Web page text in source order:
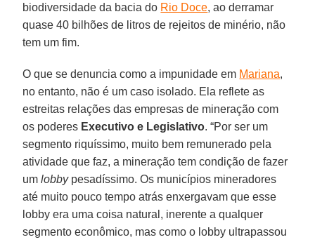
biodiversidade da bacia do Rio Doce, ao derramar
quase 40 bilhões de litros de rejeitos de minério, não
tem um fim.
O que se denuncia como a impunidade em Mariana,
no entanto, não é um caso isolado. Ela reflete as
estreitas relações das empresas de mineração com
os poderes Executivo e Legislativo. “Por ser um
segmento riquíssimo, muito bem remunerado pela
atividade que faz, a mineração tem condição de fazer
umlobbypesadíssimo. Os municípios mineradores
até muito pouco tempo atrás enxergavam que esse
lobby era uma coisa natural, inerente a qualquer
segmento econômico, mas como o lobby ultrapassou